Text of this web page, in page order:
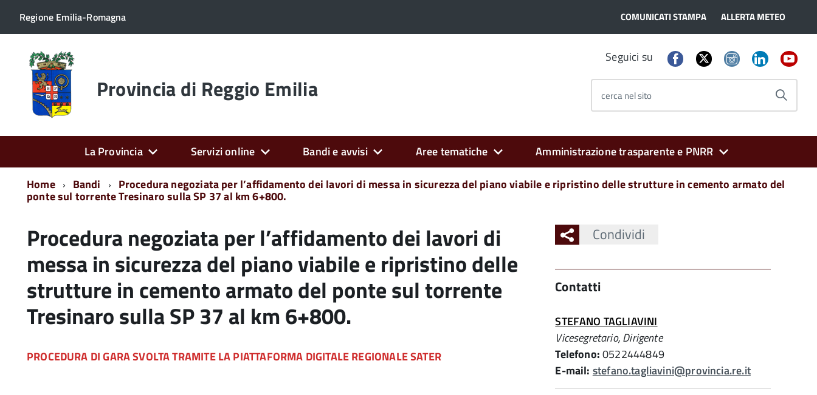
Regione Emilia-Romagna COMUNICATI STAMPA ALLERTA METEO
Torna
alla
home
page Provincia di Reggio Emilia
Seguici su
cerca nel sito
La Provincia Servizi online Bandi e avvisi Aree tematiche
Amministrazione trasparente e PNRR
Home
Bandi Procedura negoziata per l’affidamento dei lavori di messa in sicurezza del piano viabile e ripristino delle strutture in cemento armato del
ponte sul torrente Tresinaro sulla SP 37 al km 6+800.
Procedura negoziata per l’affidamento dei lavori di
messa in sicurezza del piano viabile e ripristino delle
strutture in cemento armato del ponte sul torrente
Tresinaro sulla SP 37 al km 6+800.
PROCEDURA DI GARA SVOLTA TRAMITE LA PIATTAFORMA DIGITALE REGIONALE SATER
Condividi
Contatti
STEFANO TAGLIAVINI
Vicesegretario, Dirigente
Telefono:0522444849
E-mail: stefano.tagliavini@provincia.re.it